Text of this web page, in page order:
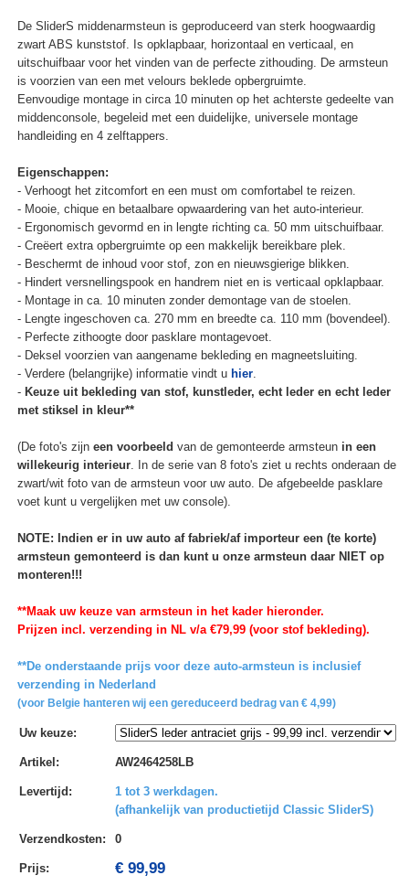
De SliderS middenarmsteun is geproduceerd van sterk hoogwaardig
zwart ABS kunststof. Is opklapbaar, horizontaal en verticaal, en
uitschuifbaar voor het vinden van de perfecte zithouding. De armsteun
is voorzien van een met velours beklede opbergruimte.
Eenvoudige montage in circa 10 minuten op het achterste gedeelte van
middenconsole, begeleid met een duidelijke, universele montage
handleiding en 4 zelftappers.
Eigenschappen:
- Verhoogt het zitcomfort en een must om comfortabel te reizen.
- Mooie, chique en betaalbare opwaardering van het auto-interieur.
- Ergonomisch gevormd en in lengte richting ca. 50 mm uitschuifbaar.
- Creëert extra opbergruimte op een makkelijk bereikbare plek.
- Beschermt de inhoud voor stof, zon en nieuwsgierige blikken.
- Hindert versnellingspook en handrem niet en is verticaal opklapbaar.
- Montage in ca. 10 minuten zonder demontage van de stoelen.
- Lengte ingeschoven ca. 270 mm en breedte ca. 110 mm (bovendeel).
- Perfecte zithoogte door pasklare montagevoet.
- Deksel voorzien van aangename bekleding en magneetsluiting.
- Verdere (belangrijke) informatie vindt u hier.
- Keuze uit bekleding van stof, kunstleder, echt leder en echt leder
met stiksel in kleur**
(De foto's zijn een voorbeeld van de gemonteerde armsteun in een
willekeurig interieur. In de serie van 8 foto's ziet u rechts onderaan de
zwart/wit foto van de armsteun voor uw auto. De afgebeelde pasklare
voet kunt u vergelijken met uw console).
NOTE: Indien er in uw auto af fabriek/af importeur een (te korte)
armsteun gemonteerd is dan kunt u onze armsteun daar NIET op
monteren!!!
**Maak uw keuze van armsteun in het kader hieronder.
Prijzen incl. verzending in NL v/a €79,99 (voor stof bekleding).
**De onderstaande prijs voor deze auto-armsteun is inclusief
verzending in Nederland
(voor Belgie hanteren wij een gereduceerd bedrag van € 4,99)
Uw keuze:
Artikel : AW2464258LB
Levertijd :
1 tot 3 werkdagen.
(afhankelijk van productietijd Classic SliderS)
Verzendkosten: 0
Prijs: € 99,99